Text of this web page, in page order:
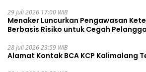
29 Juli 2026 17:00 WIB
Menaker Luncurkan Pengawasan
Berbasis Risiko untuk Cegah
28 Juli 2026 23:59 WIB
Alamat Kontak BCA KCP Kalimalang